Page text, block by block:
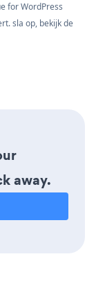
for WordPress
sla op, bekijk de
away.